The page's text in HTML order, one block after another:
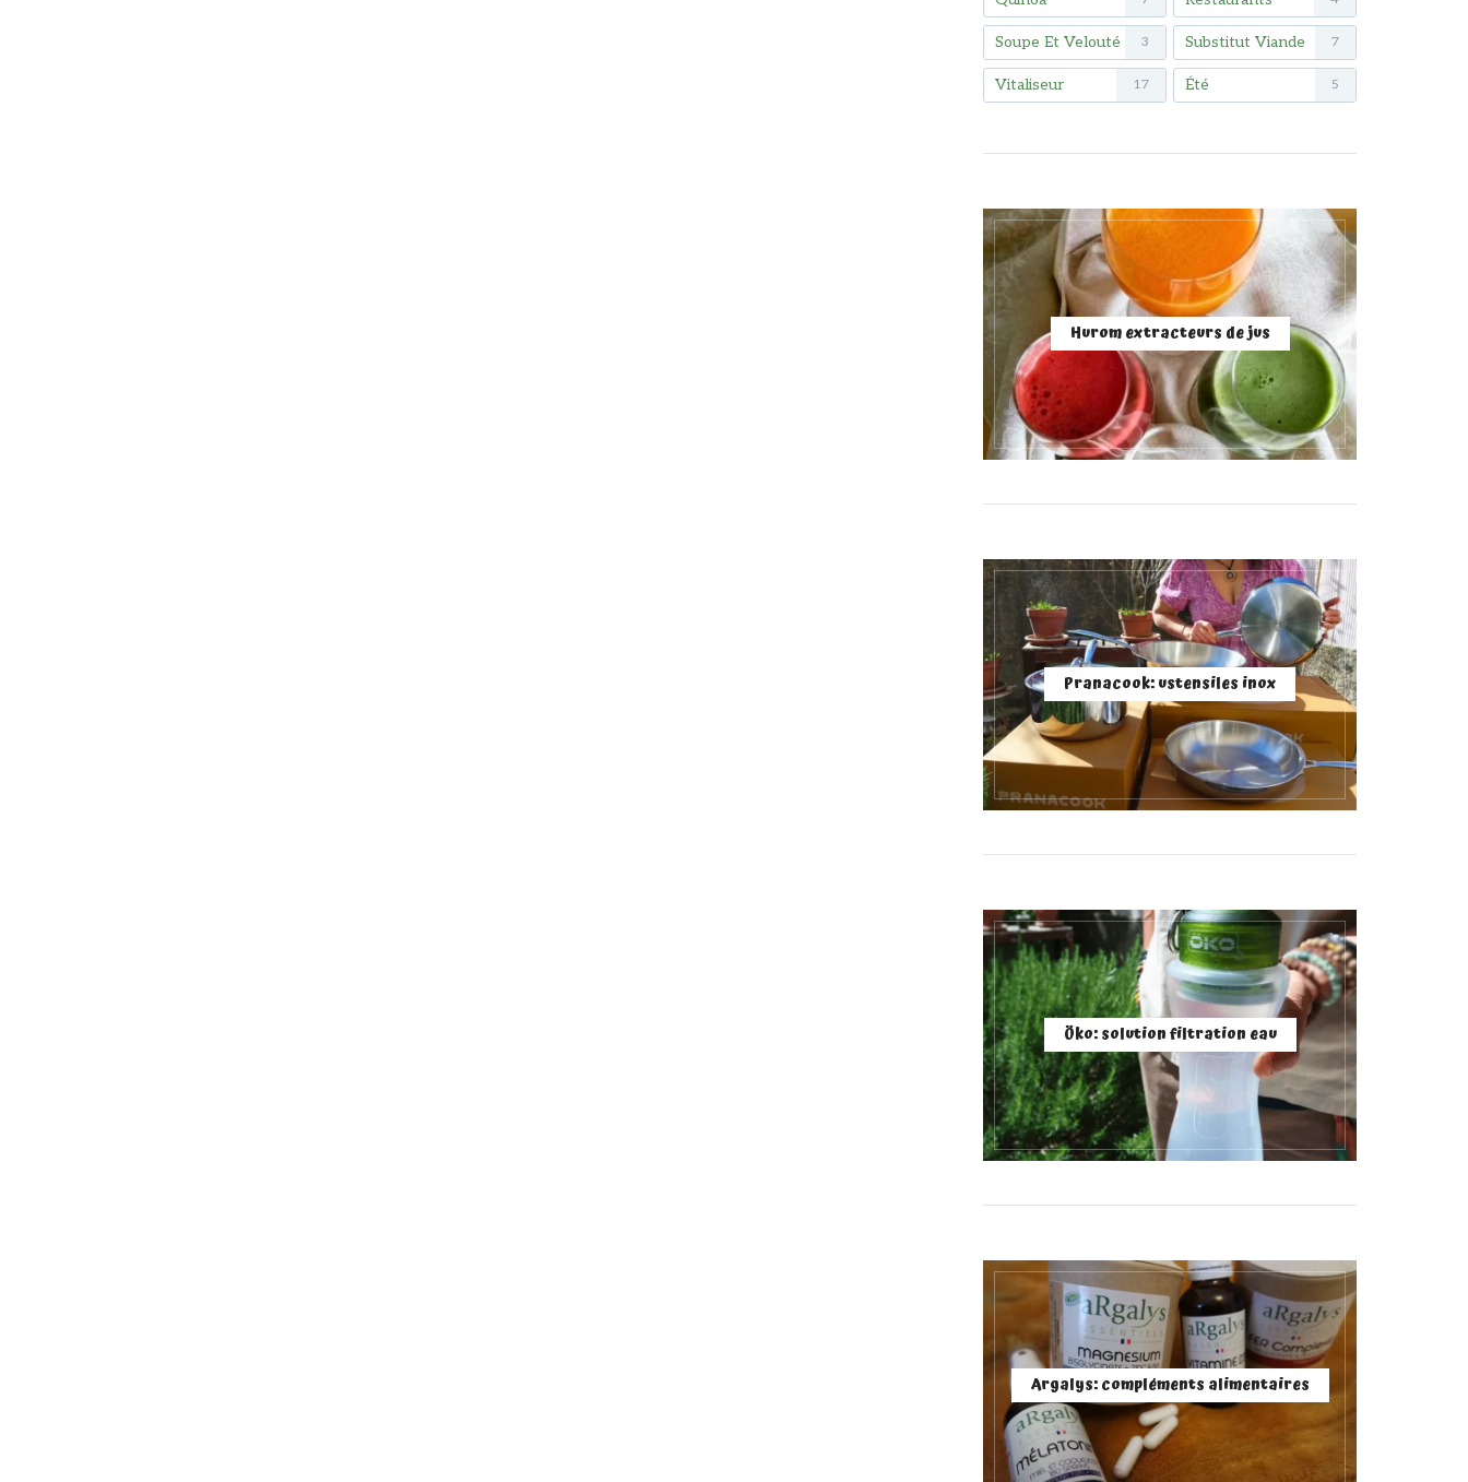
Soupe Et Velouté 3 Substitut Viande 7
Vitaliseur 17 Été 5
Hurom extracteurs de jus
Pranacook: ustensiles inox
Öko: solution filtration eau
Argalys: compléments alimentaires